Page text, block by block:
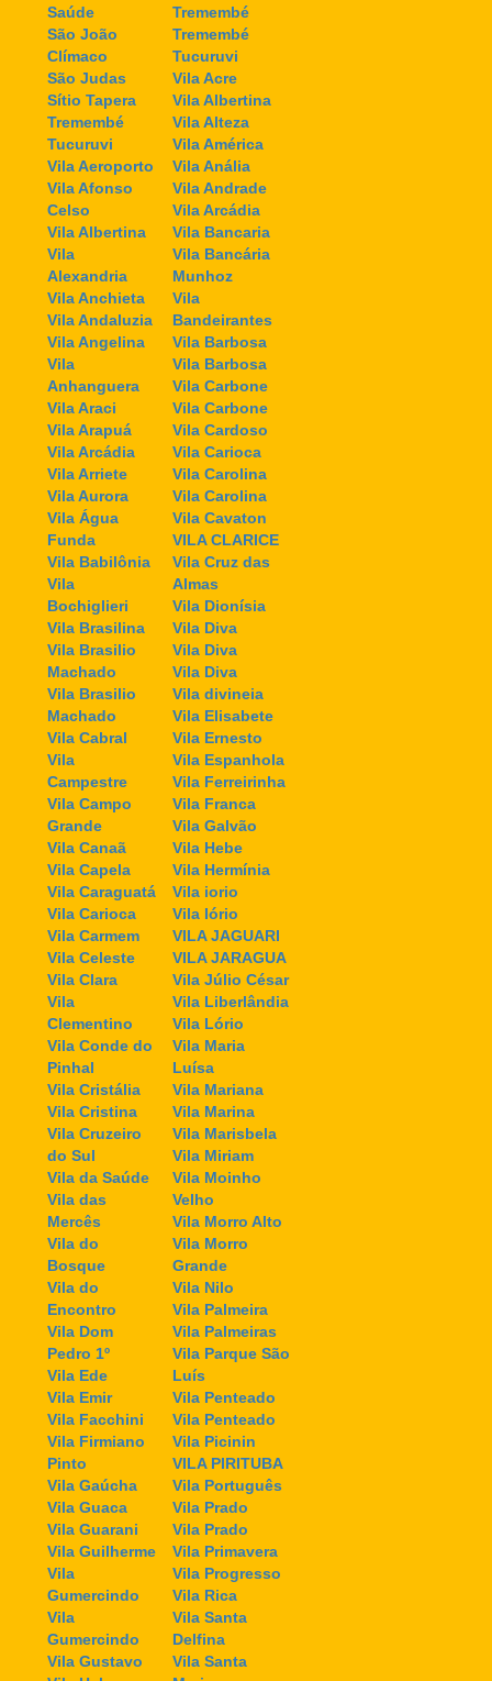
Saúde
São João
Clímaco
São Judas
Sítio Tapera
Tremembé
Tucuruvi
Vila Aeroporto
Vila Afonso
Celso
Vila Albertina
Vila
Alexandria
Vila Anchieta
Vila Andaluzia
Vila Angelina
Vila
Anhanguera
Vila Araci
Vila Arapuá
Vila Arcádia
Vila Arriete
Vila Aurora
Vila Água
Funda
Vila Babilônia
Vila
Bochiglieri
Vila Brasilina
Vila Brasilio
Machado
Vila Brasilio
Machado
Vila Cabral
Vila
Campestre
Vila Campo
Grande
Vila Canaã
Vila Capela
Vila Caraguatá
Vila Carioca
Vila Carmem
Vila Celeste
Vila Clara
Vila
Clementino
Vila Conde do
Pinhal
Vila Cristália
Vila Cristina
Vila Cruzeiro
do Sul
Vila da Saúde
Vila das
Mercês
Vila do
Bosque
Vila do
Encontro
Vila Dom
Pedro 1º
Vila Ede
Vila Emir
Vila Facchini
Vila Firmiano
Pinto
Vila Gaúcha
Vila Guaca
Vila Guarani
Vila Guilherme
Vila
Gumercindo
Vila
Gumercindo
Vila Gustavo
Tremembé
Tremembé
Tucuruvi
Vila Acre
Vila Albertina
Vila Alteza
Vila América
Vila Anália
Vila Andrade
Vila Arcádia
Vila Bancaria
Vila Bancária
Munhoz
Vila
Bandeirantes
Vila Barbosa
Vila Barbosa
Vila Carbone
Vila Carbone
Vila Cardoso
Vila Carioca
Vila Carolina
Vila Carolina
Vila Cavaton
VILA CLARICE
Vila Cruz das
Almas
Vila Dionísia
Vila Diva
Vila Diva
Vila Diva
Vila divineia
Vila Elisabete
Vila Ernesto
Vila Espanhola
Vila Ferreirinha
Vila Franca
Vila Galvão
Vila Hebe
Vila Hermínia
Vila iorio
Vila Iório
VILA JAGUARI
VILA JARAGUA
Vila Júlio César
Vila Liberlândia
Vila Lório
Vila Maria
Luísa
Vila Mariana
Vila Marina
Vila Marisbela
Vila Miriam
Vila Moinho
Velho
Vila Morro Alto
Vila Morro
Grande
Vila Nilo
Vila Palmeira
Vila Palmeiras
Vila Parque São
Luís
Vila Penteado
Vila Penteado
Vila Picinin
VILA PIRITUBA
Vila Português
Vila Prado
Vila Prado
Vila Primavera
Vila Progresso
Vila Rica
Vila Santa
Delfina
Vila Santa